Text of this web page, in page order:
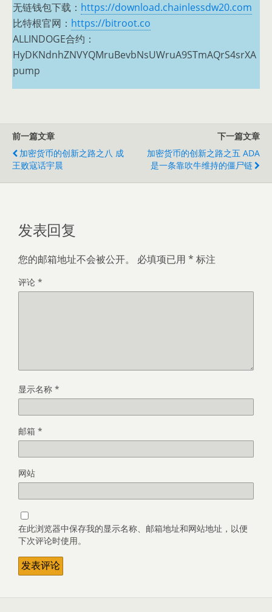
无链钱包下载： https://download.chainlessdw20.com
比特根官网： https://bitroot.co
ALLINDOGE合约：
HyDKNdnhZNVYQMruBevbNsUWruA9STmAQrS4srXA
pump
前一篇文章
加密货币的创新之路之八 成
王败寇话宇晨
下一篇文章
加密货币的创新之路之五 ADA
是一条靠吹牛维持的僵尸链
发表回复
您的邮箱地址不会被公开。 必填项已用 * 标注
评论 *
显示名称 *
邮箱 *
网站
在此浏览器中保存我的显示名称、邮箱地址和网站地址，以便
下次评论时使用。